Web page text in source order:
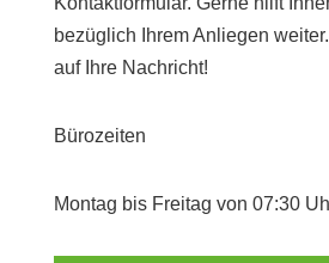
bezüglich Ihrem Anliegen
auf Ihre Nachricht!
Bürozeiten
Montag bis Freitag von 07:30